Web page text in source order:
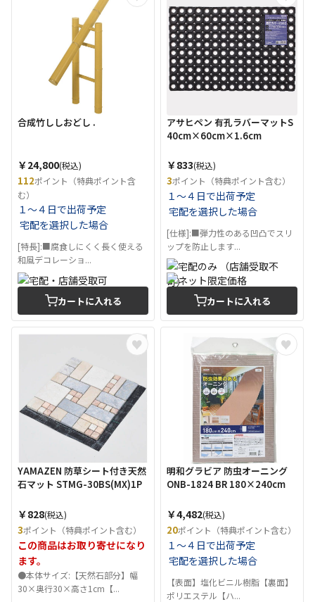
合成竹ししおどし .
￥24,800(税込)
112ポイント（特典ポイント含
む）
１～４日で出荷予定
宅配を選択した場合
[特長]:■腐食しにくく長く使える
和風デコレーショ...
カートに入れる
アサヒペン 有孔ラバーマットS
40cm×60cm×1.6cm
￥833(税込)
3ポイント（特典ポイント含む）
１～４日で出荷予定
宅配を選択した場合
[仕様]:■弾力性のある凹凸でスリ
ップを防止します...
カートに入れる
YAMAZEN 防草シート付き天然
石マット STMG-30BS(MX)1P
￥828(税込)
3ポイント（特典ポイント含む）
この商品はお取り寄せになり
ます。
●本体サイズ:【天然石部分】幅
30×奥行30×高さ1cm【...
明和グラビア 防虫オーニング
ONB-1824 BR 180×240cm
￥4,482(税込)
20ポイント（特典ポイント含む）
１～４日で出荷予定
宅配を選択した場合
【表面】塩化ビニル樹脂【裏面】
ポリエステル【ハ...